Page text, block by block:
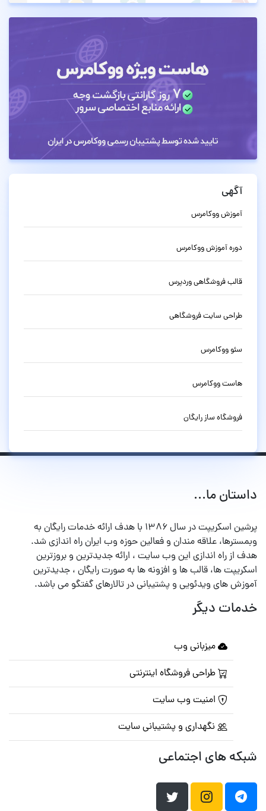
آگهی
آموزش ووکامرس
دوره آموزش ووکامرس
قالب فروشگاهی وردپرس
طراحی سایت فروشگاهی
سئو ووکامرس
هاست ووکامرس
فروشگاه ساز رایگان
داستان ما...
پرشین اسکریپت در سال ۱۳۸۶ با هدف ارائه خدمات رایگان به
وبمسترها، علاقه مندان و فعالین حوزه وب ایران راه اندازی شد.
هدف از راه اندازی این وب سایت ، ارائه جدیدترین و بروزترین
اسکریپت ها، قالب ها و افزونه ها به صورت رایگان ، جدیدترین
آموزش های ویدئویی و پشتیبانی در تالارهای گفتگو می باشد.
خدمات دیگر
میزبانی وب
طراحی فروشگاه اینترنتی
امنیت وب سایت
نگهداری و پشتیبانی سایت
شبکه های اجتماعی